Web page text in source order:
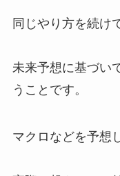
同じやり方を続け
未来予想に基づい
うことです。
マクロなどを予想